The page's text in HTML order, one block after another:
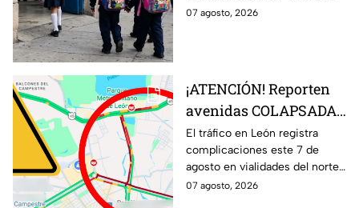
fecha, pero no todos los
07 agosto, 2026
¡ATENCIÓN! Reporten
avenidas COLAPSADAS
en el Morelos, Las
Torres y San Juan
Bosco, en León HOY 7
de agosto ¿Qué pasó?
El tráfico en León registra
complicaciones este 7 de
agosto en vialidades del norte
de la ciudad. Bulevar Morelos,
07 agosto, 2026